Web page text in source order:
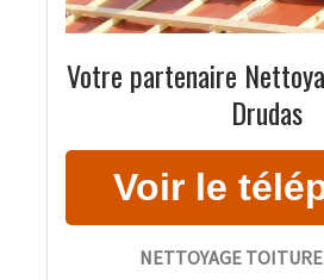
Votre partenaire
Drudas
NETTOYAGE